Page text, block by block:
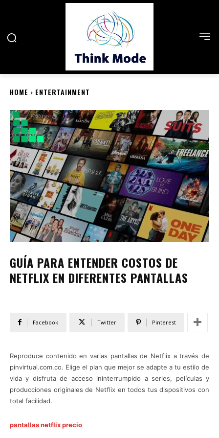
HOME ENTERTAINMENT
GUÍA PARA ENTENDER COSTOS DE
NETFLIX EN DIFERENTES PANTALLAS
Facebook Twitter Pinterest
Reproduce contenido en varias pantallas de Netflix a través de
pinvirtual.com.co. Elige el plan que mejor se adapte a tu estilo de
vida y disfruta de acceso ininterrumpido a series, películas y
producciones originales de Netflix en todos tus dispositivos con
total facilidad.
pantallas netflix precio